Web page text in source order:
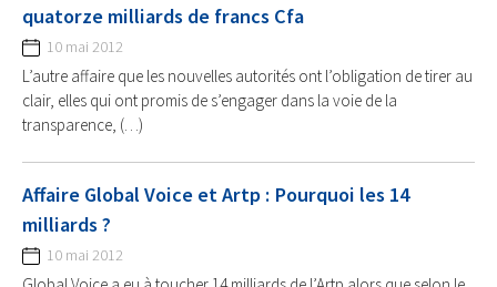
quatorze milliards de francs Cfa
10 mai 2012
L’autre affaire que les nouvelles autorités ont l’obligation de tirer au
clair, elles qui ont promis de s’engager dans la voie de la
transparence, (…)
Affaire Global Voice et Artp : Pourquoi les 14
milliards ?
10 mai 2012